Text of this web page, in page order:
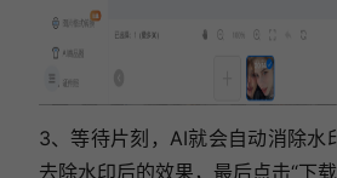
3、等待片刻，AI就会自动消除水
去除水印后的效果，最后点击“下载